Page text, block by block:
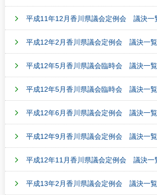
平成11年12月香川県議会定例会 議決一
平成12年2月香川県議会定例会 議決一覧
平成12年5月香川県議会臨時会 議決一覧
平成12年5月香川県議会臨時会 議決一覧
平成12年6月香川県議会定例会 議決一覧
平成12年9月香川県議会定例会 議決一覧
平成12年11月香川県議会定例会 議決一
平成13年2月香川県議会定例会 議決一覧